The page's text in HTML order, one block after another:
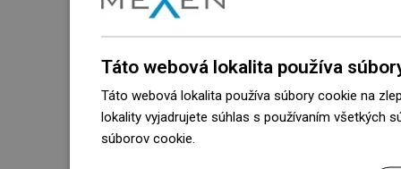
Táto webová lokalita používa
Táto webová lokalita používa súbory cookie na
lokality vyjadrujete súhlas s používaním všetkých
súborov cookie.